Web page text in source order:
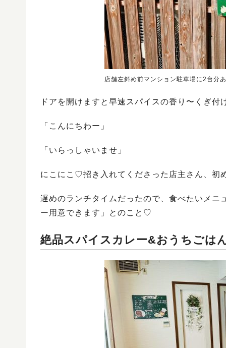
店舗左斜め前マンション駐車場に2台分
ドアを開けますと早速スパイスの香り〜くぎ付
「こんにちわー」
「いらっしゃいませ」
にこにこ♡招き入れてくださった店主さん、初
遅めのランチタイムだったので、食べたいメ
ー用意できます」とのこと♡
絶品スパイスカレー&おうちごは